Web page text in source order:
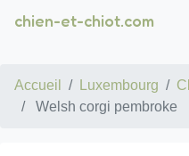
chien-et-chiot.com
Accueil Luxembourg
Welsh corgi pembroke